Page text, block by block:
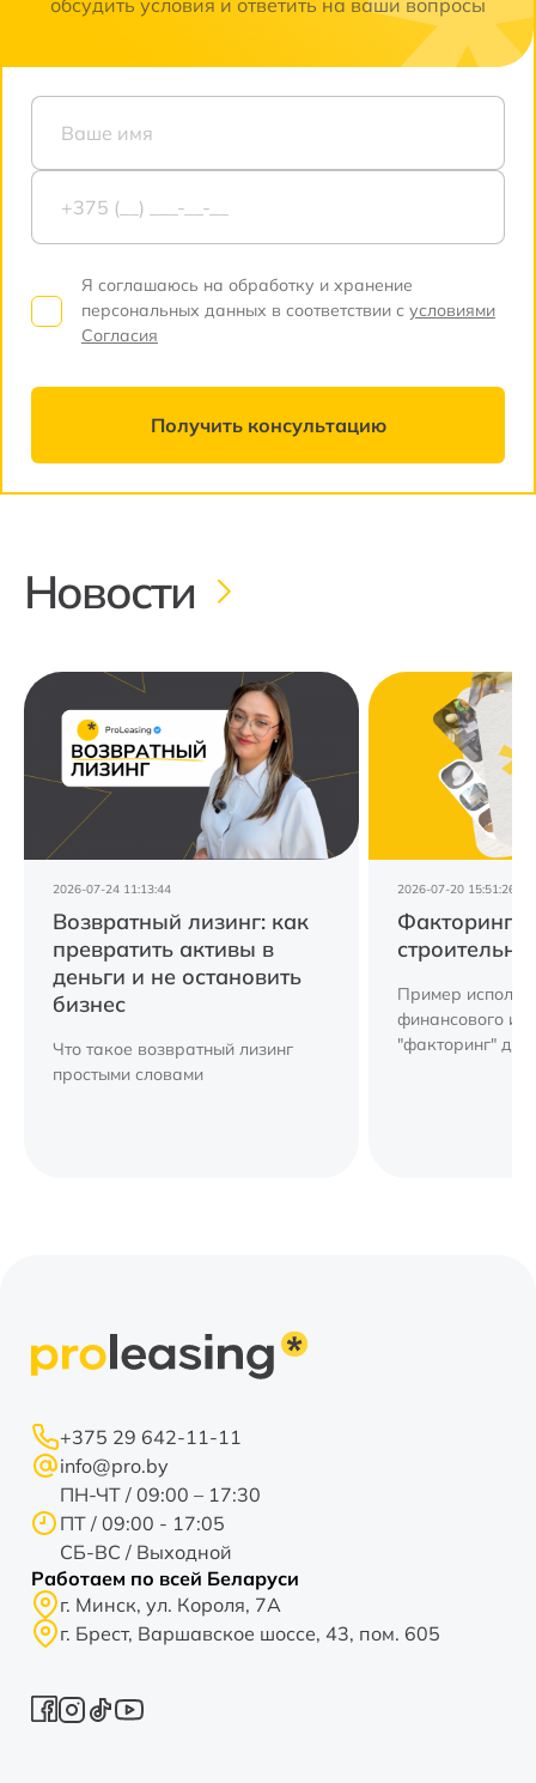
обсудить условия и ответить на ваши вопросы
Я соглашаюсь на обработку и хранение
персональных данных в соответствии с условиями
Согласия
Получить консультацию
Новости
2026-07-24 11:13:44
Возвратный лизинг: как
превратить активы в
деньги и не остановить
бизнес
Что такое возвратный лизинг
простыми словами
2026-07-20 15:51:26
Факторинг
Пример
финансового
"факторинг" для
+375 29 642-11-11
info@pro.by
ПН-ЧТ / 09:00 – 17:30
ПТ / 09:00 - 17:05
СБ-ВС / Выходной
Работаем по всей Беларуси
г. Минск, ул. Короля, 7А
г. Брест, Варшавское шоссе, 43, пом. 605